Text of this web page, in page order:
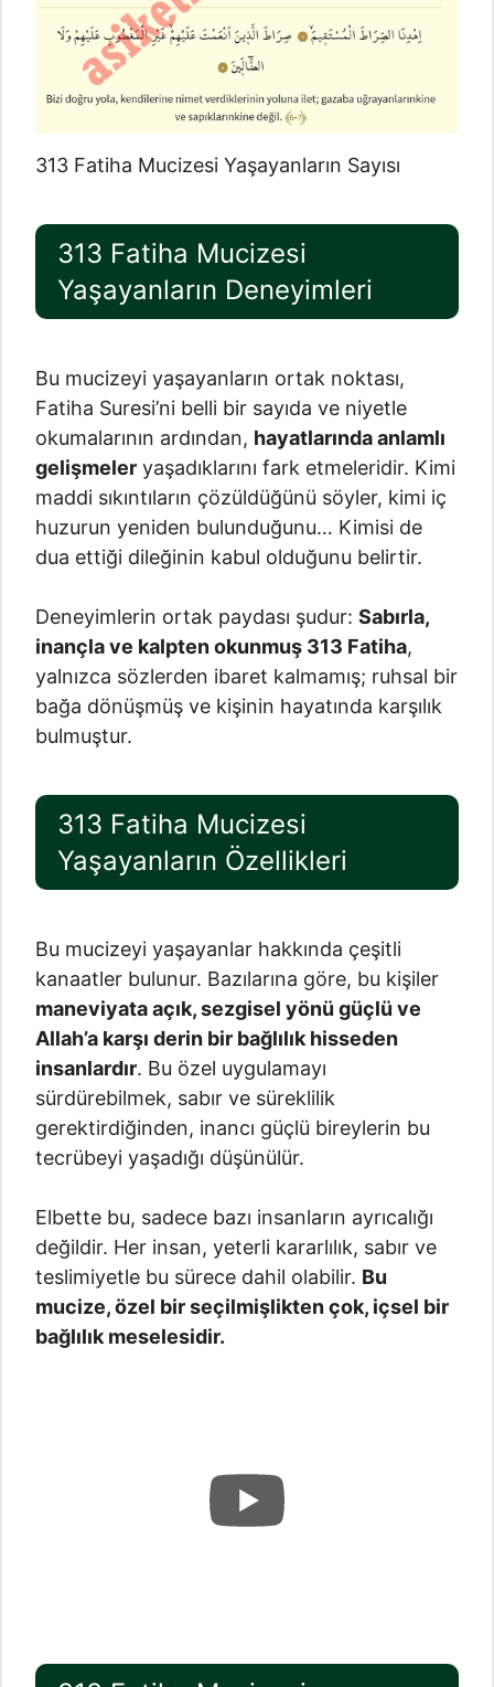
313 Fatiha Mucizesi Yaşayanların Sayısı
313 Fatiha Mucizesi
Yaşayanların Deneyimleri
Bu mucizeyi yaşayanların ortak noktası,
Fatiha Suresi’ni belli bir sayıda ve niyetle
okumalarının ardından, hayatlarında anlamlı
gelişmeler yaşadıklarını fark etmeleridir. Kimi
maddi sıkıntıların çözüldüğünü söyler, kimi iç
huzurun yeniden bulunduğunu… Kimisi de
dua ettiği dileğinin kabul olduğunu belirtir.
Deneyimlerin ortak paydası şudur: Sabırla,
inançla ve kalpten okunmuş 313 Fatiha,
yalnızca sözlerden ibaret kalmamış; ruhsal bir
bağa dönüşmüş ve kişinin hayatında karşılık
bulmuştur.
313 Fatiha Mucizesi
Yaşayanların Özellikleri
Bu mucizeyi yaşayanlar hakkında çeşitli
kanaatler bulunur. Bazılarına göre, bu kişiler
maneviyata açık, sezgisel yönü güçlü ve
Allah’a karşı derin bir bağlılık hisseden
insanlardır. Bu özel uygulamayı
sürdürebilmek, sabır ve süreklilik
gerektirdiğinden, inancı güçlü bireylerin bu
tecrübeyi yaşadığı düşünülür.
Elbette bu, sadece bazı insanların ayrıcalığı
değildir. Her insan, yeterli kararlılık, sabır ve
teslimiyetle bu sürece dahil olabilir. Bu
mucize, özel bir seçilmişlikten çok, içsel bir
bağlılık meselesidir.